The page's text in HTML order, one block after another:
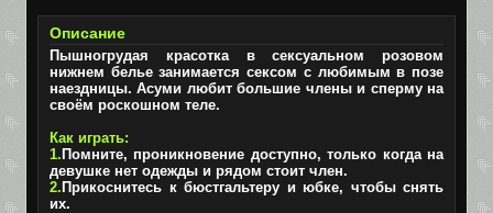
Описание
Пышногрудая красотка в сексуальном розовом
нижнем белье занимается сексом с любимым в позе
наездницы. Асуми любит большие члены и сперму на
своём роскошном теле.
Как играть:
1. Помните, проникновение доступно, только когда на
девушке нет одежды и рядом стоит член.
2. Прикоснитесь к бюстгальтеру и юбке, чтобы снять
их.